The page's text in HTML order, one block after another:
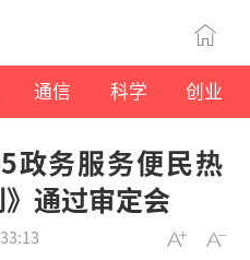
通信 科学 创业
政务服务便民热
通过审定会